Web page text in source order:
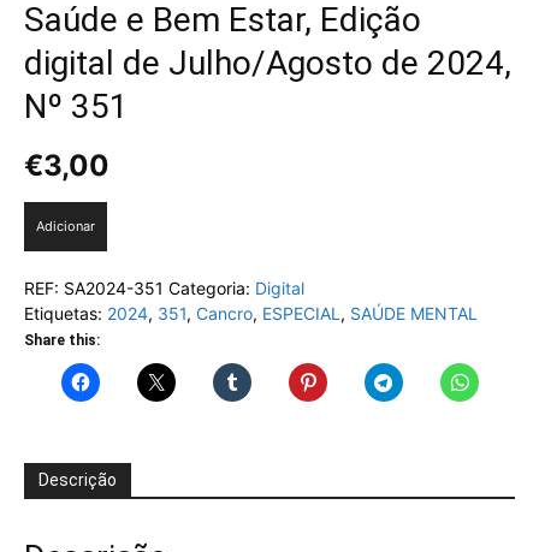
Saúde e Bem Estar, Edição
digital de Julho/Agosto de 2024,
Nº 351
€3,00
e
Bem
Estar,
Edição
digital
de
2024,
351
Adicionar
REF: SA2024-351 Categoria: Digital
Etiquetas: 2024, 351, Cancro, ESPECIAL , SAÚDE MENTAL
Share this:
Descrição